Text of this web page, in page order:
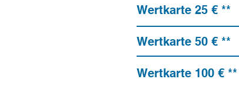
Wertkarte 25 € **
Wertkarte 50 € **
Wertkarte 100 € **